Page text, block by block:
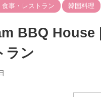
食事・レストラン 韓国料理
BBQ House
ラン